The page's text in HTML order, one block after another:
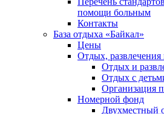
помощи больным
Контакты
База отдыха «Байкал»
Цены
Отдых, развлечения
Отдых и
Отдых с
Организация
Номерной фонд
Двухместный